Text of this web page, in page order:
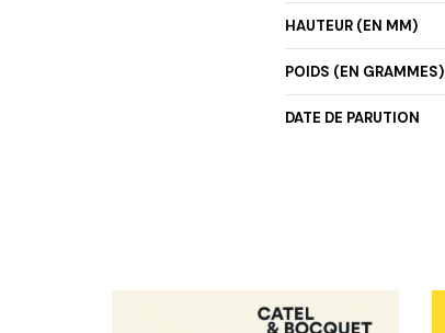
HAUTEUR (EN MM)
POIDS (EN GRAMMES)
DATE DE PARUTION